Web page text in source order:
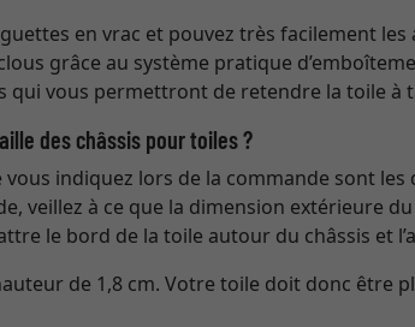
en vrac et pouvez très facilement
grâce au système pratique
qui vous permettront de retendre la toile à
des châssis pour toiles ?
vous indiquez lors de la commande sont
veillez à ce que la dimension extérieure
le bord de la toile autour du châssis et
de 1,8 cm. Votre toile doit donc être